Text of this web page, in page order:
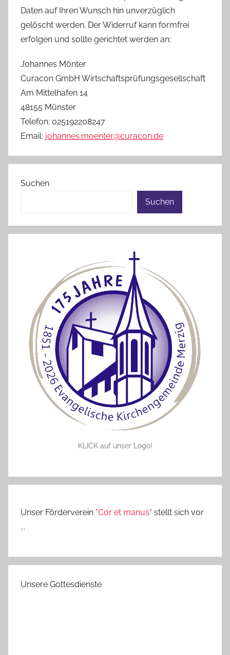
Daten auf Ihren Wunsch hin unverzüglich
gelöscht werden. Der Widerruf kann formfrei
erfolgen und sollte gerichtet werden an:
Johannes Mönter
Curacon GmbH Wirtschaftsprüfungsgesellschaft
Am Mittelhafen 14
48155 Münster
Telefon: 025192208247
Email: johannes.moenter@curacon.de
Suchen
Suchen
KLICK auf unser Logo!
Unser Förderverein "Cor et manus" stellt sich vor
...
Unsere Gottesdienste